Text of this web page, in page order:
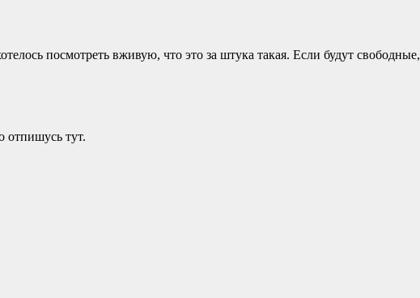
посмотреть вживую, что это за штука такая. Если будут свободные,
отпишусь тут.